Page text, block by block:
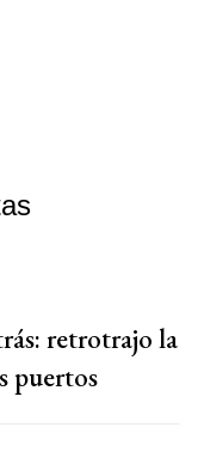
retrotrajo la
puertos